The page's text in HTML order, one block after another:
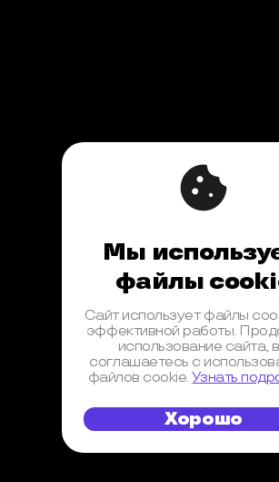
Мы
файлы
Сайт использует файлы
эффективной работы.
использование сайта,
соглашаетесь с
файлов cookie.Узнать
Хорошо